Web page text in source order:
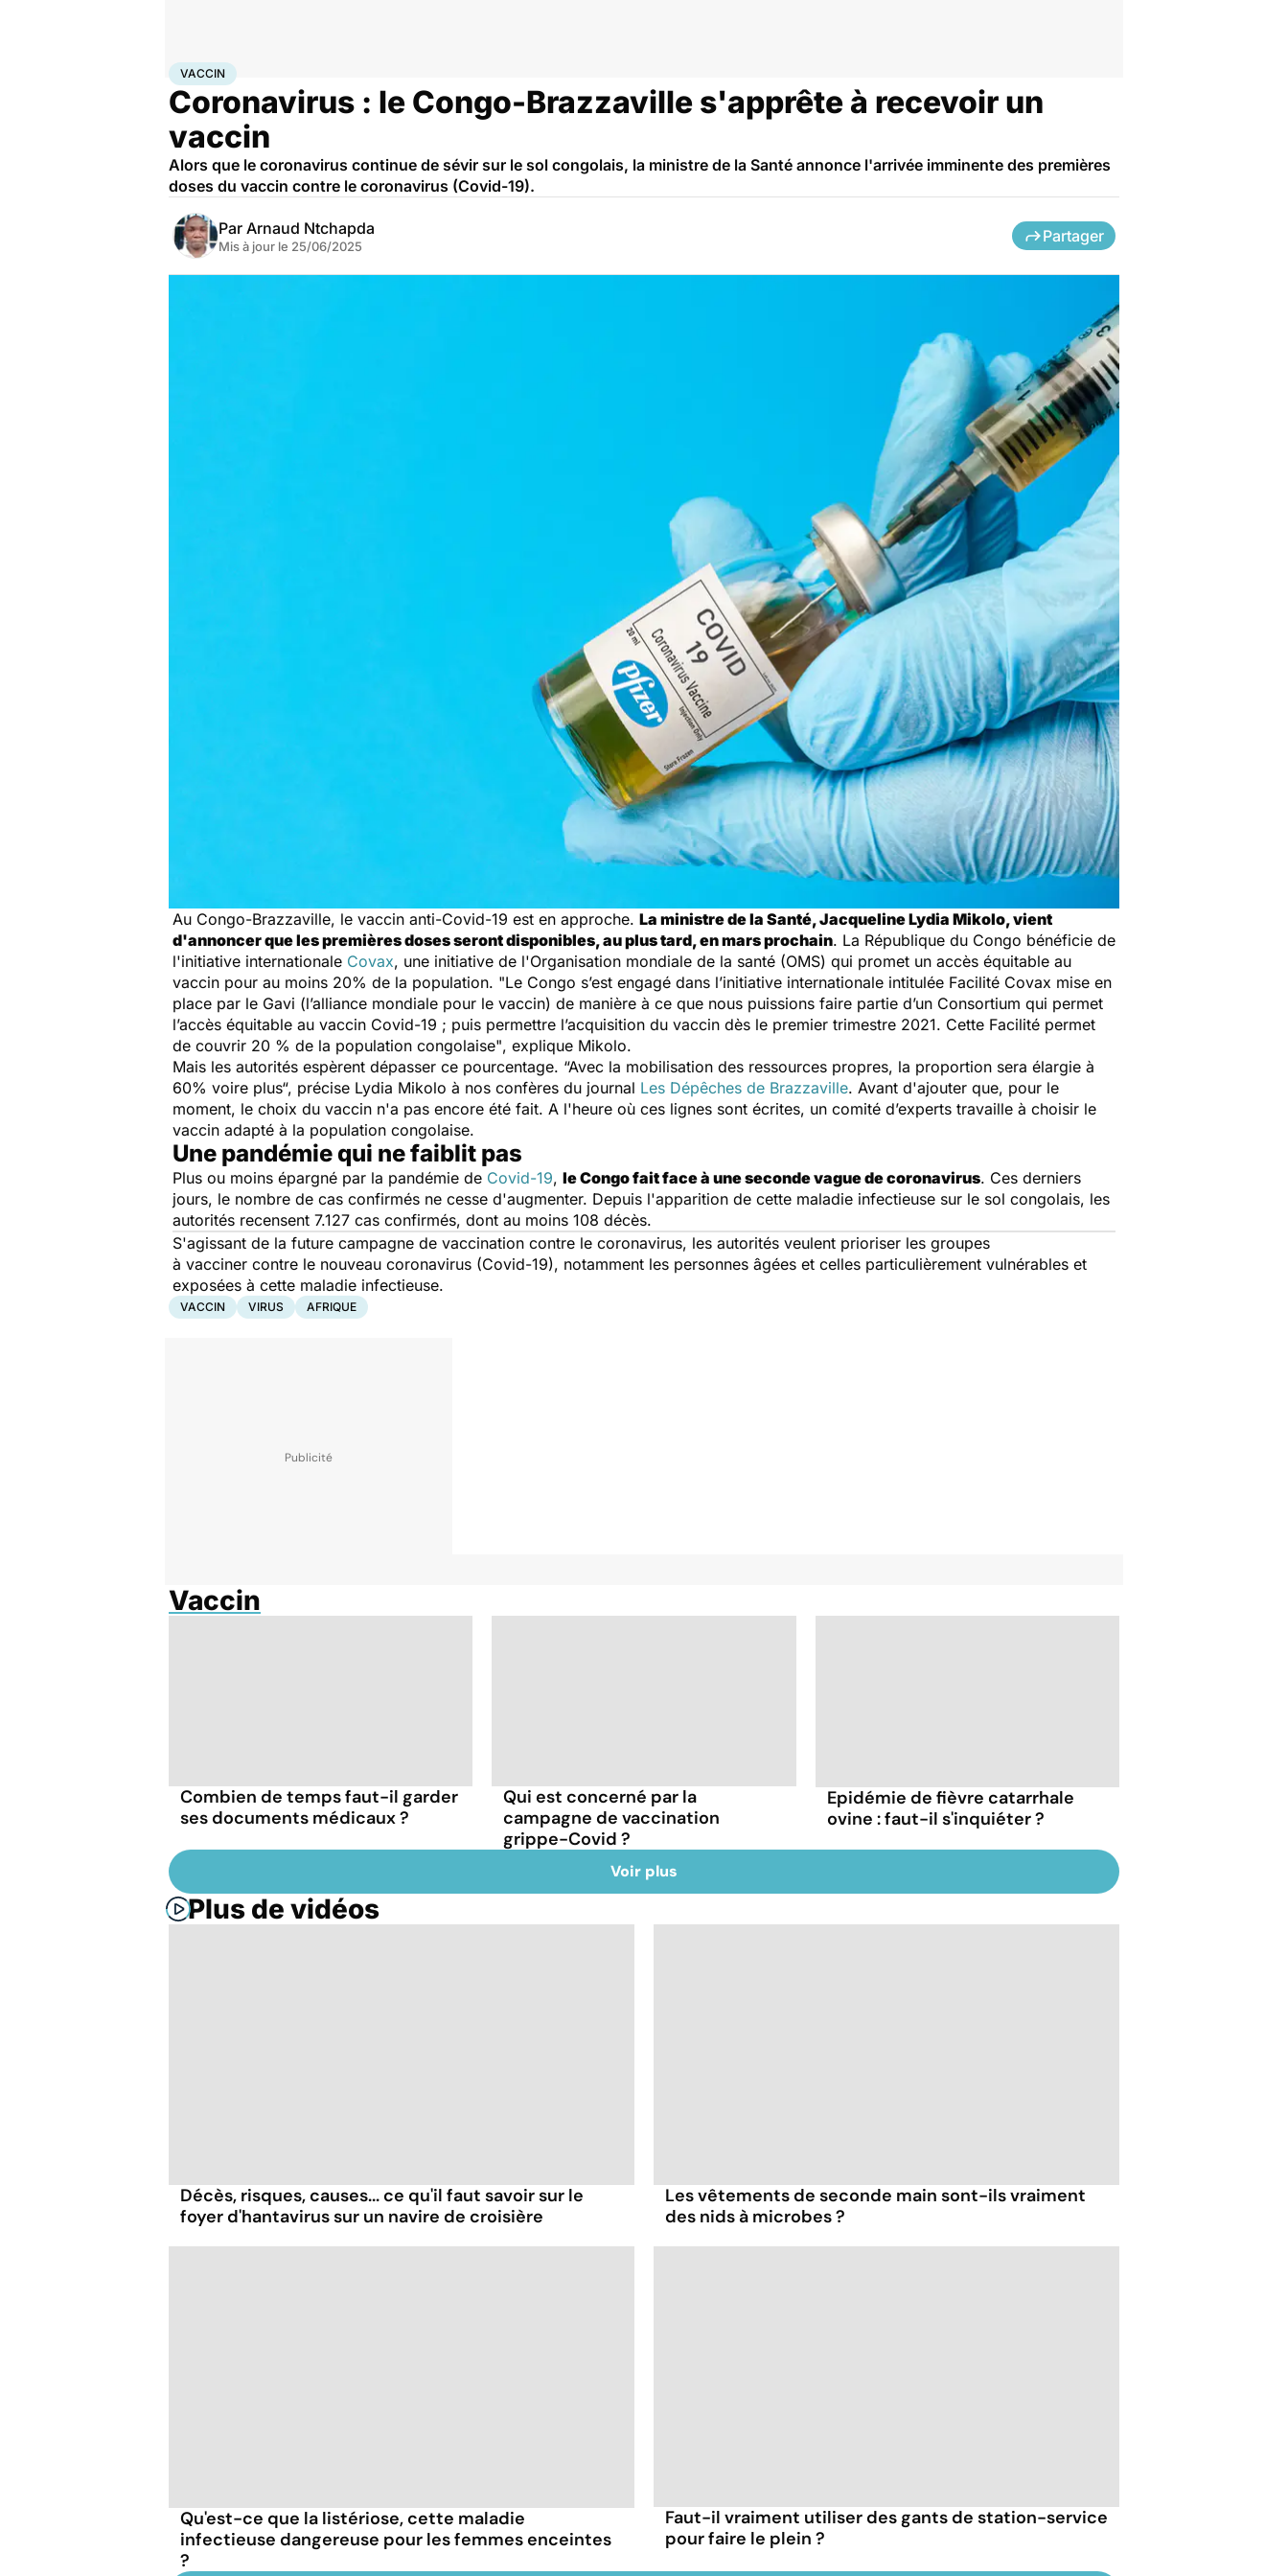
AccueilSanté
VACCIN
Coronavirus : le Congo-Brazzaville s'apprête à recevoir un
vaccin
Alors que le coronavirus continue de sévir sur le sol congolais, la ministre de la Santé annonce l'arrivée imminente des premières
doses du vaccin contre le coronavirus (Covid-19).
Par Arnaud Ntchapda
Mis à jour le 25/06/2025
Partager
Au Congo-Brazzaville, le vaccin anti-Covid-19 est en approche. La ministre de la Santé, Jacqueline Lydia Mikolo, vient
d'annoncer que les premières doses seront disponibles, au plus tard, en mars prochain. La République du Congo bénéficie de
l'initiative internationale Covax, une initiative de l'Organisation mondiale de la santé (OMS) qui promet un accès équitable au
vaccin pour au moins 20% de la population. "Le Congo s’est engagé dans l’initiative internationale intitulée Facilité Covax mise en
place par le Gavi (l’alliance mondiale pour le vaccin) de manière à ce que nous puissions faire partie d’un Consortium qui permet
l’accès équitable au vaccin Covid-19 ; puis permettre l’acquisition du vaccin dès le premier trimestre 2021. Cette Facilité permet
de couvrir 20 % de la population congolaise", explique Mikolo.
Mais les autorités espèrent dépasser ce pourcentage. “Avec la mobilisation des ressources propres, la proportion sera élargie à
60% voire plus“, précise Lydia Mikolo à nos confères du journal Les Dépêches de Brazzaville. Avant d'ajouter que, pour le
moment, le choix du vaccin n'a pas encore été fait. A l'heure où ces lignes sont écrites, un comité d’experts travaille à choisir le
vaccin adapté à la population congolaise.
Une pandémie qui ne faiblit pas
Plus ou moins épargné par la pandémie de Covid-19, le Congo fait face à une seconde vague de coronavirus. Ces derniers
jours, le nombre de cas confirmés ne cesse d'augmenter. Depuis l'apparition de cette maladie infectieuse sur le sol congolais, les
autorités recensent 7.127 cas confirmés, dont au moins 108 décès.
S'agissant de la future campagne de vaccination contre le coronavirus, les autorités veulent prioriser les groupes
à vacciner contre le nouveau coronavirus (Covid-19), notamment les personnes âgées et celles particulièrement vulnérables et
exposées à cette maladie infectieuse.
VACCIN VIRUS AFRIQUE
Vaccin
Combien de temps faut-il garder
ses documents médicaux ?
Qui est concerné par la
campagne de vaccination
grippe-Covid ?
Epidémie de fièvre catarrhale
ovine : faut-il s'inquiéter ?
Voir plus
Plus de vidéos
Décès, risques, causes... ce qu'il faut savoir sur le
foyer d'hantavirus sur un navire de croisière
Les vêtements de seconde main sont-ils vraiment
des nids à microbes ?
Qu'est-ce que la listériose, cette maladie
infectieuse dangereuse pour les femmes enceintes
?
Faut-il vraiment utiliser des gants de station-service
pour faire le plein ?